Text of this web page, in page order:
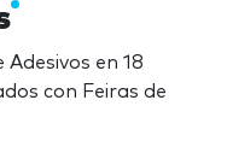
Adesivos en 18
con Feiras de